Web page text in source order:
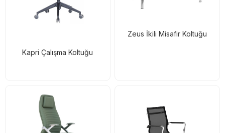
Kapri Çalışma Koltuğu
Zeus İkili Misafir Koltuğu